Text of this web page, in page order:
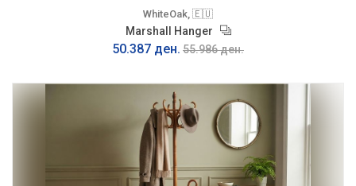
WhiteOak, 🇪🇺
Marshall Hanger
50.387 ден. 55.986 ден.